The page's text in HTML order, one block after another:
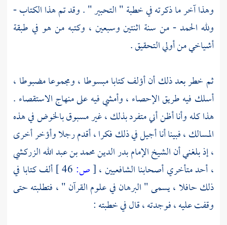
وهذا آخر ما ذكرته في خطبة " التحبير " . وقد تم هذا الكتاب -
ولله الحمد - من سنة اثنتين وسبعين ، وكتبه من هو في طبقة
أشياخي من أولي التحقيق .
ثم خطر بعد ذلك أن أؤلف كتابا مبسوطا ، ومجموعا مضبوطا ،
أسلك فيه طريق الإحصاء ، وأمشي فيه على منهاج الاستقصاء .
هذا كله وأنا أظن أني متفرد بذلك ، غير مسبوق بالخوض في هذه
المسالك ، فبينا أنا أجيل في ذلك فكرا ، أقدم رجلا وأؤخر أخرى
، إذ بلغني أن الشيخالإمام بدر الدين محمد بن عبد الله الزركشي
،أحد متأخري أصحابنا الشافعيين ،[ص:
ألف كتابا في
ذلك حافلا ، يسمى " البرهان في علوم القرآن " ، فتطلبته حتى
وقفت عليه ، فوجدته ، قال في خطبته :